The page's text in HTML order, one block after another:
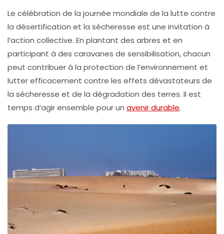
Le célébration de la journée mondiale de la lutte contre
la désertification et la sécheresse est une invitation à
l’action collective. En plantant des arbres et en
participant à des caravanes de sensibilisation, chacun
peut contribuer à la protection de l’environnement et
lutter efficacement contre les effets dévastateurs de
la sécheresse et de la dégradation des terres. Il est
temps d’agir ensemble pour un avenir durable.